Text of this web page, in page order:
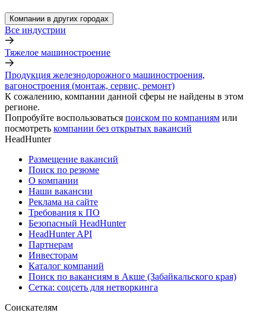
Компании в других городах
Все индустрии
Тяжелое машиностроение
Продукция железнодорожного машиностроения,
вагоностроения (монтаж, сервис, ремонт)
К сожалению, компании данной сферы не найдены в этом
регионе.
Попробуйте воспользоваться поиском по компаниям или
посмотреть компании без открытых вакансий
HeadHunter
Размещение вакансий
Поиск по резюме
О компании
Наши вакансии
Реклама на сайте
Требования к ПО
Безопасный HeadHunter
HeadHunter API
Партнерам
Инвесторам
Каталог компаний
Поиск по вакансиям в Акше (Забайкальского края)
Сетка: соцсеть для нетворкинга
Соискателям